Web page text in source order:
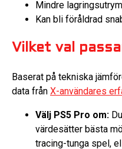
Mindre
Kan bli föråldrad
Vilket val
Baserat på tekniska
data från X-användares
Välj PS5 Pro om:
värdesätter bästa
tracing-tunga spel,